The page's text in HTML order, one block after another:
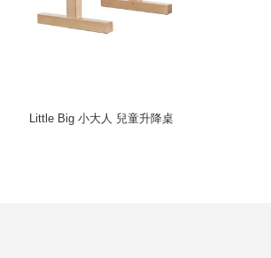
Little Big 小大人 兒童升降桌